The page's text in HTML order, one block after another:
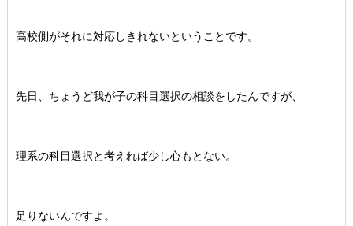
高校側がそれに対応しきれないということです。
先日、ちょうど我が子の科目選択の相談をしたんですが、
理系の科目選択と考えれば少し心もとない。
足りないんですよ。